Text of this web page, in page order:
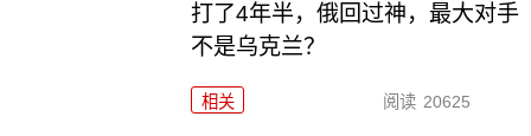
打了4年半，俄回过神，最大对手
不是乌克兰？
相关 阅读 20625